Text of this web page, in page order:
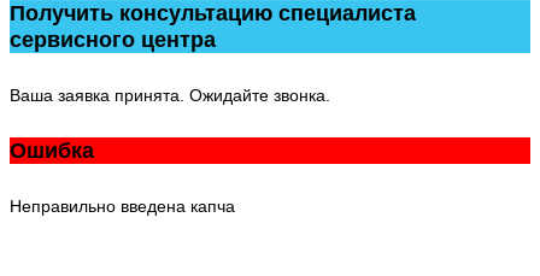
Получить консультацию специалиста
сервисного центра
Ваша заявка принята. Ожидайте звонка.
Ошибка
Неправильно введена капча